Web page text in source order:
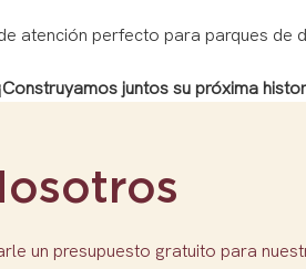
atención perfecto para parques de
juntos su próxima
un presupuesto gratuito para